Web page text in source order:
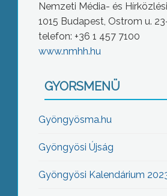
Nemzeti Média- és
1015 Budapest, Ostrom u.
telefon: +36 1 457 7100
www.nmhh.hu
GYORSMENÜ
Gyöngyösma.hu
Gyöngyösi Újság
Gyöngyösi Kalendárium